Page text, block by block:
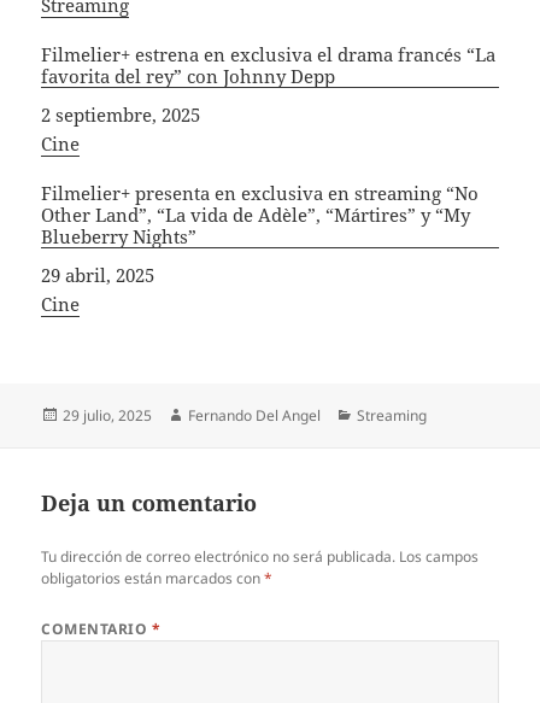
Filmelier+ estrena en exclusiva el drama francés “La
favorita del rey” con Johnny Depp
Fecha
2 septiembre, 2025
In relation to
Cine
Filmelier+ presenta en exclusiva en streaming “No
Other Land”, “La vida de Adèle”, “Mártires” y “My
Blueberry Nights”
Fecha
29 abril, 2025
In relation to
Cine
Publicado
29 julio, 2025 Autor
Fernando Del Angel Categorías
Streaming
Deja un comentario
Tu dirección de correo electrónico no será publicada. Los campos
obligatorios están marcados con*
COMENTARIO *